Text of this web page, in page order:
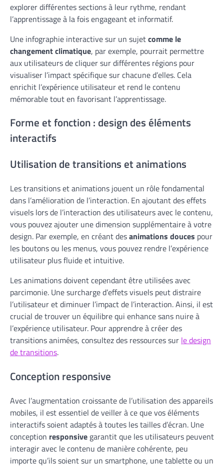
explorer différentes sections à leur rythme, rendant
l’apprentissage à la fois engageant et informatif.
Une infographie interactive sur un sujetcomme le
changement climatique, par exemple, pourrait permettre
aux utilisateurs de cliquer sur différentes régions pour
visualiser l’impact spécifique sur chacune d’elles. Cela
enrichit l’expérience utilisateur et rend le contenu
mémorable tout en favorisant l’apprentissage.
Forme et fonction : design des éléments
interactifs
Utilisation de transitions et animations
Les transitions et animations jouent un rôle fondamental
dans l’amélioration de l’interaction. En ajoutant des effets
visuels lors de l’interaction des utilisateurs avec le contenu,
vous pouvez ajouter une dimension supplémentaire à votre
design. Par exemple, en créant desanimations douces pour
les boutons ou les menus, vous pouvez rendre l’expérience
utilisateur plus fluide et intuitive.
Les animations doivent cependant être utilisées avec
parcimonie. Une surcharge d’effets visuels peut distraire
l’utilisateur et diminuer l’impact de l’interaction. Ainsi, il est
crucial de trouver un équilibre qui enhance sans nuire à
l’expérience utilisateur. Pour apprendre à créer des
transitions animées, consultez des ressources sur le design
de transitions.
Conception responsive
Avec l’augmentation croissante de l’utilisation des appareils
mobiles, il est essentiel de veiller à ce que vos éléments
interactifs soient adaptés à toutes les tailles d’écran. Une
conception responsive garantit que les utilisateurs peuvent
interagir avec le contenu de manière cohérente, peu
importe qu’ils soient sur un smartphone, une tablette ou un